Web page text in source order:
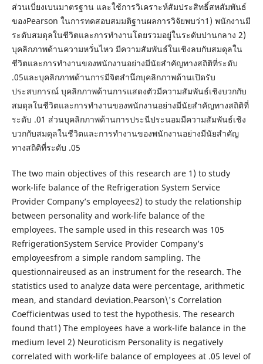
ส่วนเบี่ยงเบนมาตรฐาน และใช้การวิเคราะห์สัมประสิทธิ์สหสัมพันธ์
ของPearson ในการทดสอบสมมติฐานผลการวิจัยพบว่า1) พนักงานมี
ระดับสมดุลในชีวิตและการทำงานโดยรวมอยู่ในระดับปานกลาง 2)
บุคลิกภาพด้านความหวั่นไหว มีความสัมพันธ์ในเชิงลบกับสมดุลใน
ชีวิตและการทำงานของพนักงานอย่างมีนัยสำคัญทางสถิติที่ระดับ
.05และบุคลิกภาพด้านการมีจิตสำนึกบุคลิกภาพด้านเปิดรับ
ประสบการณ์ บุคลิกภาพด้านการแสดงตัวมีความสัมพันธ์เชิงบวกกับ
สมดุลในชีวิตและการทำงานของพนักงานอย่างมีนัยสำคัญทางสถิติที่
ระดับ .01 ส่วนบุคลิกภาพด้านการประนีประนอมมีความสัมพันธ์เชิง
บวกกับสมดุลในชีวิตและการทำงานของพนักงานอย่างมีนัยสำคัญ
ทางสถิติที่ระดับ .05
The two main objectives of this research are 1) to study
work-life balance of the Refrigeration System Service
Provider Company’s employees2) to study the relationship
between personality and work-life balance of the
employees. The sample used in this research was 105
RefrigerationSystem Service Provider Company’s
employeesfrom a simple random sampling. The
questionnaireused as an instrument for the research. The
statistics used to analyze data were percentage, arithmetic
mean, and standard deviation.Pearson\'s Correlation
Coefficientwas used to test the hypothesis. The research
found that1) The employees have a work-life balance in the
medium level 2) Neuroticism Personality is negatively
correlated with work-life balance of employees at .05 level of